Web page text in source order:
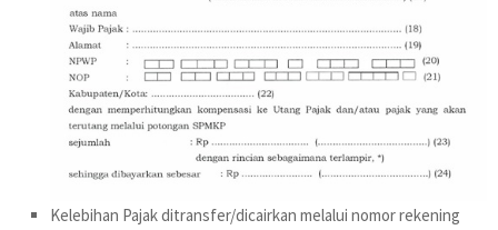
Kelebihan Pajak ditransfer/dicairkan melalui nomor rekening